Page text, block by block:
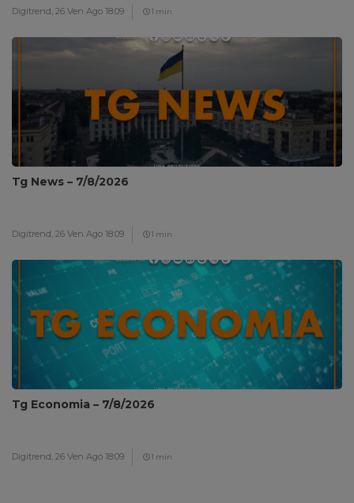
Digitrend, 26 Ven Ago 18:09 1 min
Tg News – 7/8/2026
Digitrend, 26 Ven Ago 18:09 1 min
Tg Economia – 7/8/2026
Digitrend, 26 Ven Ago 18:09 1 min